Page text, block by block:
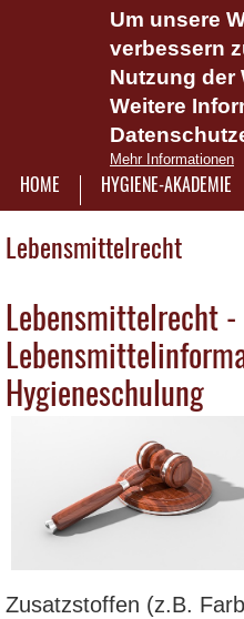
Um unsere
verbessern
Nutzung der
Weitere
Mehr Informationen
HOME HYGIENE-AKADEMIE
Lebensmittelrecht
Lebensmittelrecht
Hygieneschulung
Zusatzstoffen (z.B.
Seiten